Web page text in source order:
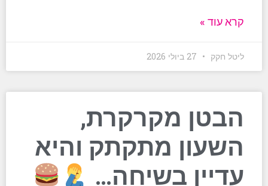
קרא עוד »
ליטל חקק
הבטן מקרקרת,
השעון מתקתק והיא
עדיין בשיחה…